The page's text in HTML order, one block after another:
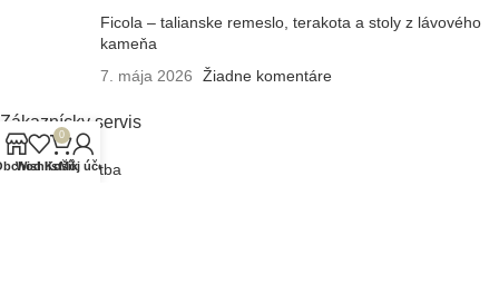
Ficola – talianske remeslo, terakota a stoly z lávového
kameňa
7. mája 2026
Žiadne komentáre
Zákaznícky servis
Doprava a platba
Wishlist
0
Košík
Môj účet